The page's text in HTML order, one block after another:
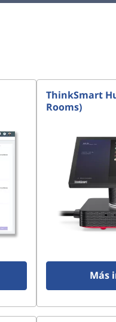
ThinkSmart
Rooms)
Más